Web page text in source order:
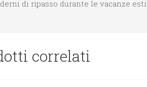
di ripasso durante le vacanze
correlati